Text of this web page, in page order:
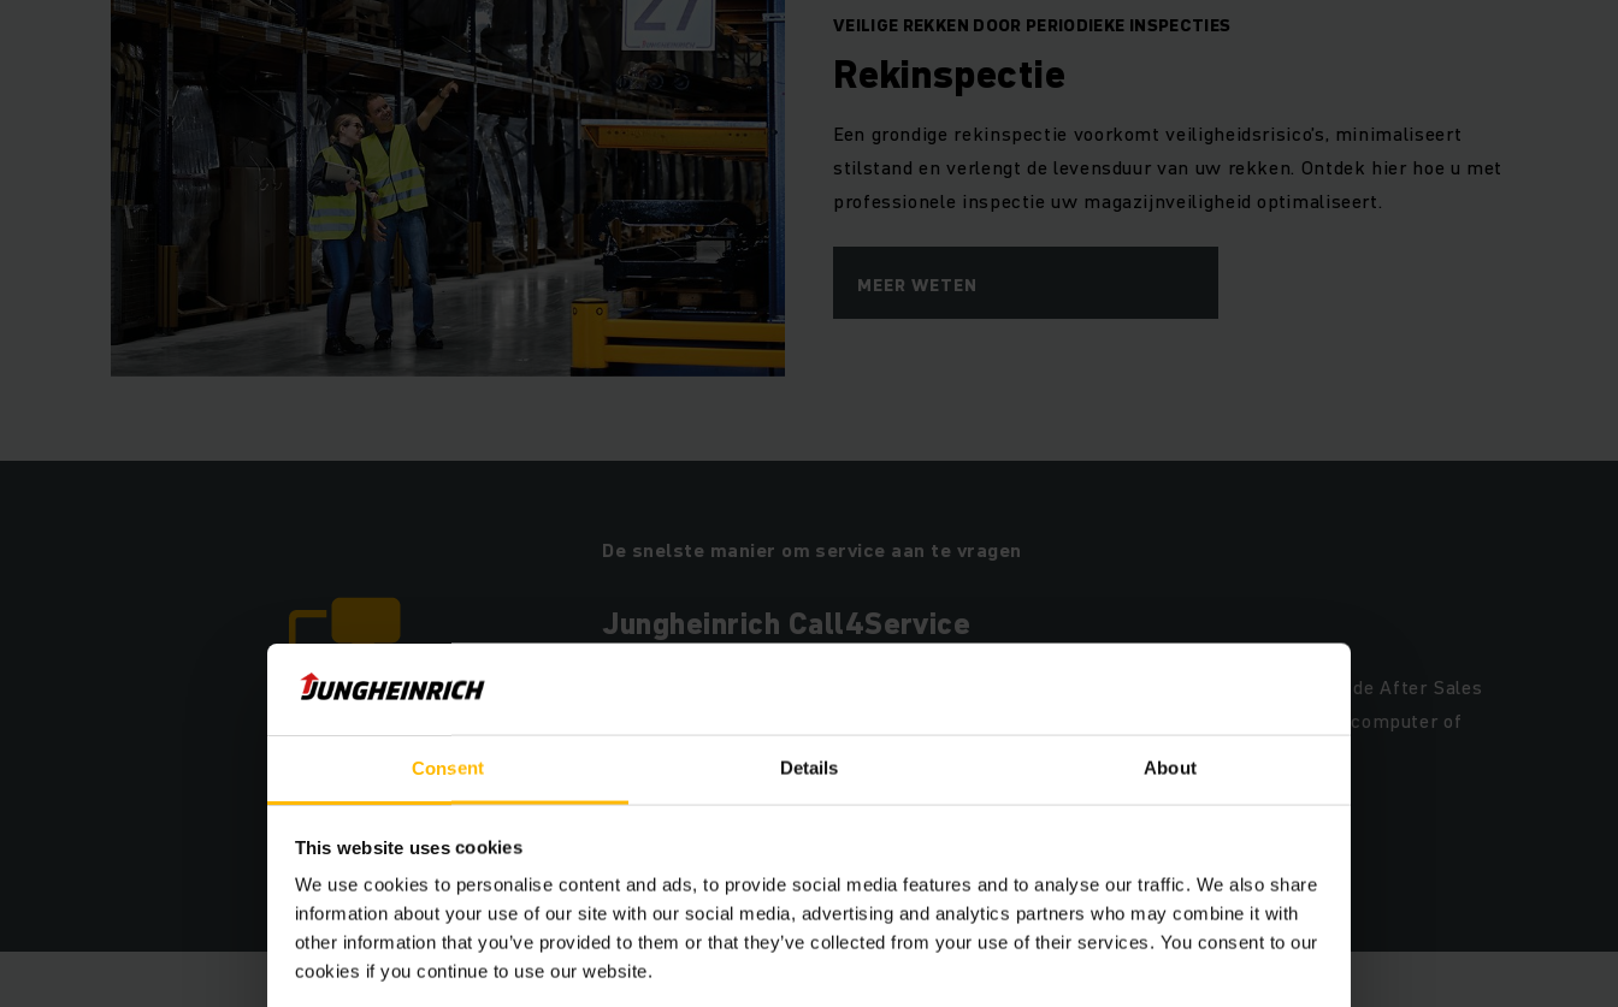
Consent Details About
This website uses cookies
We use cookies to personalise content and ads, to provide social media features and to analyse our traffic. We also share
information about your use of our site with our social media, advertising and analytics partners who may combine it with
other information that you’ve provided to them or that they’ve collected from your use of their services. You consent to our
cookies if you continue to use our website.
VEILIGE REKKEN DOOR PERIODIEKE INSPECTIES
Rekinspectie
Een grondige rekinspectie voorkomt veiligheidsrisico’s, minimaliseert
stilstand en verlengt de levensduur van uw rekken. Ontdek hier hoe u met
professionele inspectie uw magazijnveiligheid optimaliseert.
MEER WETEN
De snelste manier om service aan te vragen
Jungheinrich Call4Service
Met het gratis Call4Service platform kunt u op elk moment contact opnemen met de After Sales
Service van Jungheinrich! Meld stilstand en storingen snel en eenvoudig vanaf uw computer of